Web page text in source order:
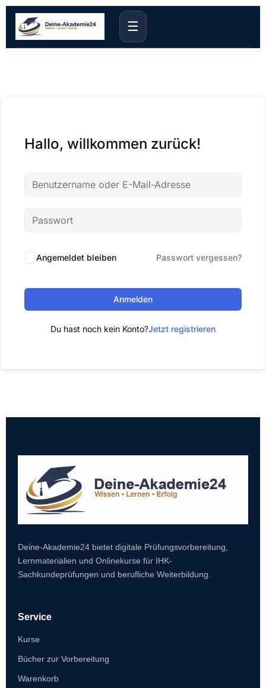
☰
Hallo, willkommen zurück!
Angemeldet bleiben Passwort vergessen?
Anmelden
Du hast noch kein Konto?Jetzt registrieren
Deine-Akademie24 bietet digitale Prüfungsvorbereitung,
Lernmaterialien und Onlinekurse für IHK-
Sachkundeprüfungen und berufliche Weiterbildung.
Service
Kurse
Bücher zur Vorbereitung
Warenkorb